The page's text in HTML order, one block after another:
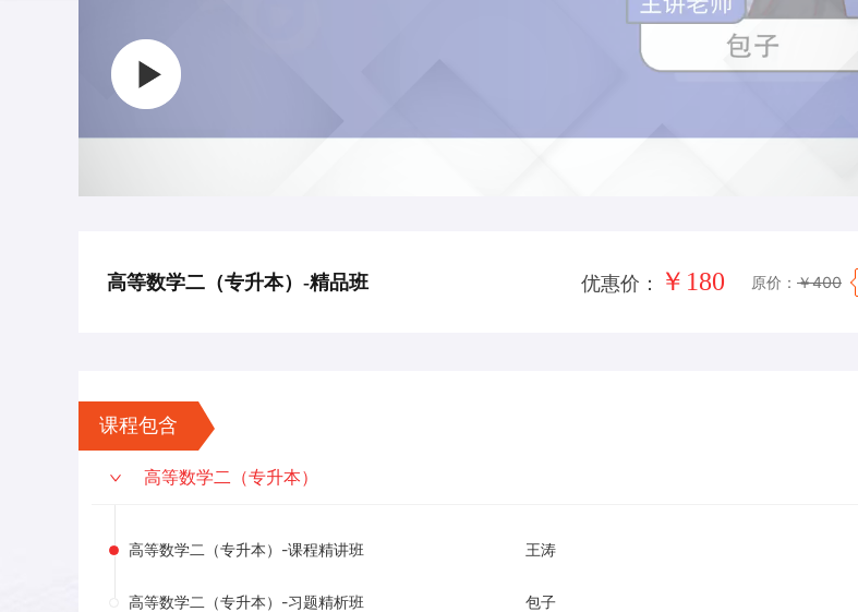
高等数学二（专升本）-精品班 优惠价： ￥ 180 原价： ￥400
课程包含
高等数学二（专升本）
高等数学二（专升本）-课程精讲班 王涛
高等数学二（专升本）-习题精析班 包子